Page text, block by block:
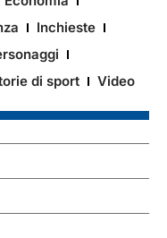
Inchieste
di sport Video